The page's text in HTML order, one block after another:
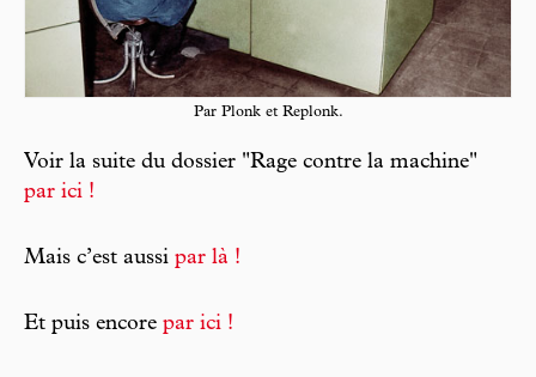
Par Plonk et Replonk.
Voir la suite du dossier "Rage contre la machine"
par ici !
Mais c’est aussi par là !
Et puis encore par ici !